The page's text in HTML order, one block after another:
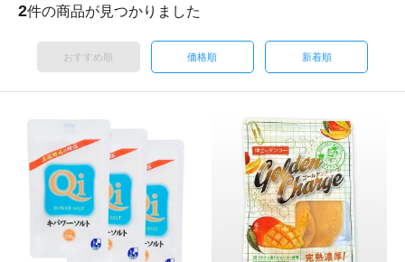
2件の商品が見つかりました
おすすめ順 価格順 新着順